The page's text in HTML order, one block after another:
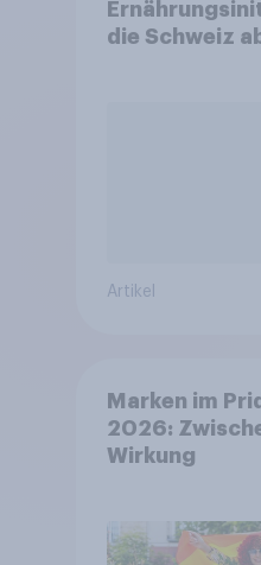
die Schweiz
Artikel
Marken im
2026:
Wirkung